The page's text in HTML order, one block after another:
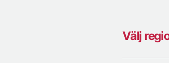
Välj